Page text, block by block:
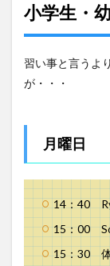
小学生・
習い事と言うよ
が・・・
月曜日
14：40
15：00
15：30